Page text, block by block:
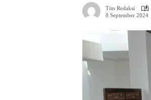
Tim Redaksi
8 September 2024